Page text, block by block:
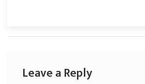
Leave a Reply